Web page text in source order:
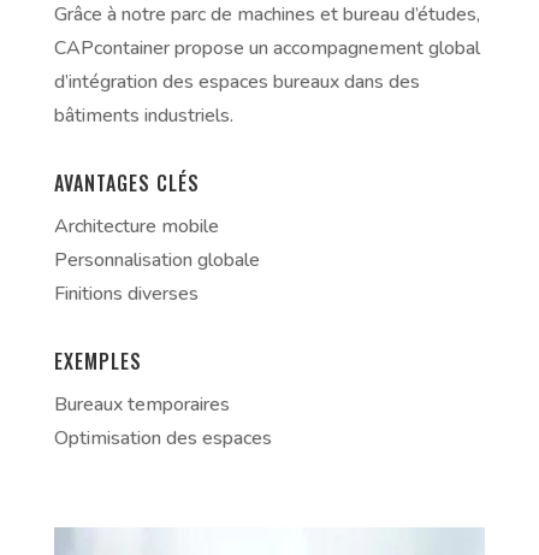
Grâce à notre parc de machines et bureau d’études,
CAPcontainer propose un accompagnement global
d’intégration des espaces bureaux dans des
bâtiments industriels.
AVANTAGES CLÉS
Architecture mobile
Personnalisation globale
Finitions diverses
EXEMPLES
Bureaux temporaires
Optimisation des espaces